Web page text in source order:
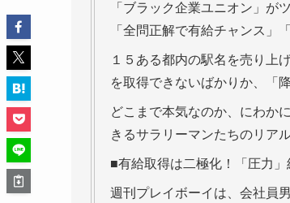
「ブラック企業ユニオン」が
「全問正解で有給チャンス」
１５ある都内の駅名を売り上
を取得できないばかりか、「
どこまで本気なのか、にわか
きるサラリーマンたちのリア
■有給取得は二極化！「圧力
週刊プレイボーイは、会社員